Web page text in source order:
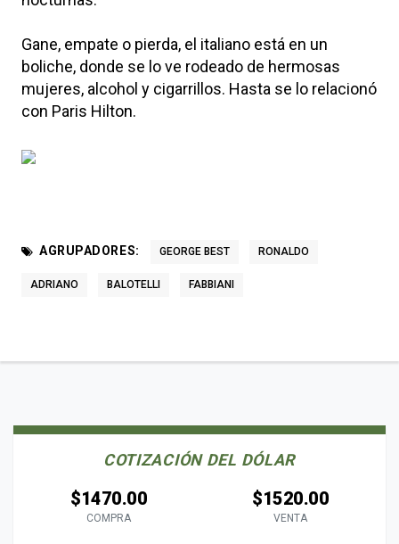
Gane, empate o pierda, el italiano está en un
boliche, donde se lo ve rodeado de hermosas
mujeres, alcohol y cigarrillos. Hasta se lo relacionó
con Paris Hilton.
AGRUPADORES: GEORGE BEST RONALDO
ADRIANO BALOTELLI FABBIANI
COTIZACIÓN DEL DÓLAR
$1470.00
COMPRA
$1520.00
VENTA